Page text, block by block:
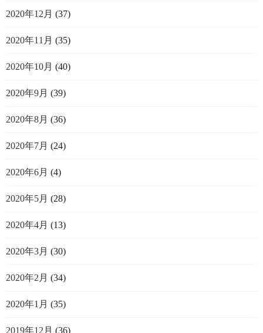
2020年12月 (37)
2020年11月 (35)
2020年10月 (40)
2020年9月 (39)
2020年8月 (36)
2020年7月 (24)
2020年6月 (4)
2020年5月 (28)
2020年4月 (13)
2020年3月 (30)
2020年2月 (34)
2020年1月 (35)
2019年12月 (36)